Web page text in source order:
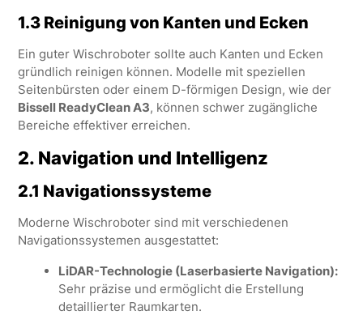
1.3 Reinigung von Kanten und Ecken
Ein guter Wischroboter sollte auch Kanten und Ecken
gründlich reinigen können. Modelle mit speziellen
Seitenbürsten oder einem D-förmigen Design, wie der
Bissell ReadyClean A3, können schwer zugängliche
Bereiche effektiver erreichen.
2. Navigation und Intelligenz
2.1 Navigationssysteme
Moderne Wischroboter sind mit verschiedenen
Navigationssystemen ausgestattet:
LiDAR-Technologie (Laserbasierte Navigation):
Sehr präzise und ermöglicht die Erstellung
detaillierter Raumkarten.